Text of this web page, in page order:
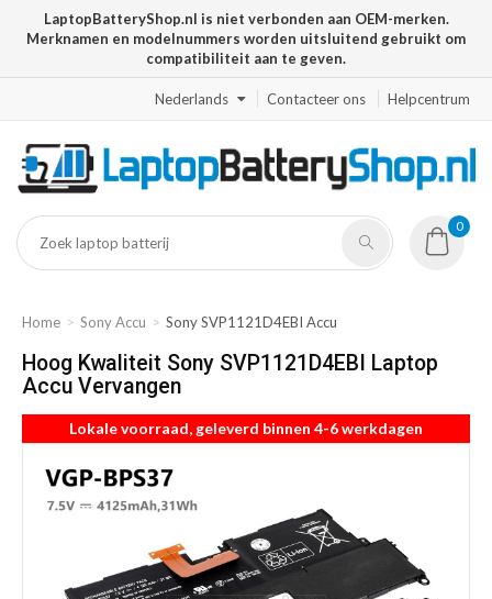
LaptopBatteryShop.nl is niet verbonden aan OEM-merken.
Merknamen en modelnummers worden uitsluitend gebruikt om
compatibiliteit aan te geven.
Nederlands Contacteer ons Helpcentrum
0
Home Sony Accu Sony SVP1121D4EBI Accu
Hoog Kwaliteit Sony SVP1121D4EBI Laptop
Accu Vervangen
Lokale voorraad, geleverd binnen 4-6 werkdagen